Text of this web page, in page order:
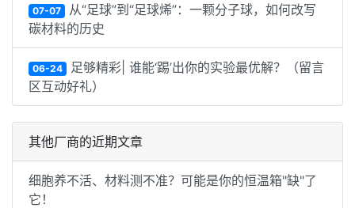
07-07 从“足球”到“足球烯”：一颗分子球，如何改写
碳材料的历史
06-24 足够精彩| 谁能‘踢’出你的实验最优解？（留言
区互动好礼）
其他厂商的近期文章
细胞养不活、材料测不准？可能是你的恒温箱"缺"了
它！